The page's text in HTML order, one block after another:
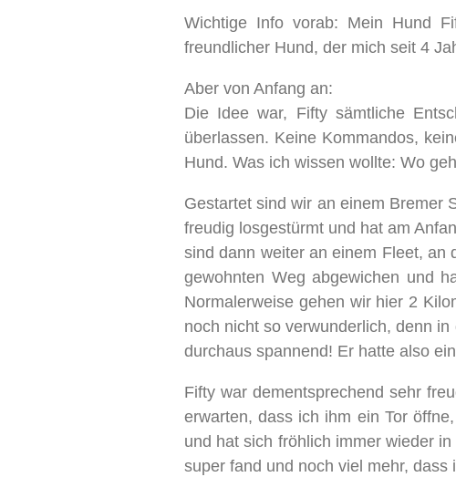
Wichtige Info vorab: Mein Hund
freundlicher Hund, der mich seit 4
Aber von Anfang an:
Die Idee war, Fifty sämtliche
überlassen. Keine Kommandos,
Hund. Was ich wissen wollte: Wo
Gestartet sind wir an einem Bremer
freudig losgestürmt und hat am
sind dann weiter an einem Fleet, an
gewohnten Weg abgewichen und
Normalerweise gehen wir hier 2
noch nicht so verwunderlich, denn
durchaus spannend! Er hatte also
Fifty war dementsprechend sehr
erwarten, dass ich ihm ein Tor
und hat sich fröhlich immer wieder
super fand und noch viel mehr,